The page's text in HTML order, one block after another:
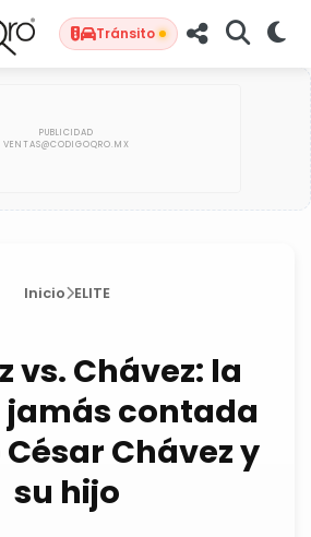
Tránsito
Inicio ELITE
vs. Chávez: la
contada
Chávez y
su hijo